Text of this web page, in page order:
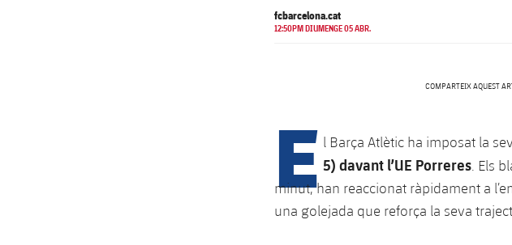
fcbarcelona.cat
12:50PM DIUMENGE 05 ABR.
COMPARTEIX AQUEST
E l Barça Atlètic ha imposat la
5) davant l’UE Porreres. Els
minut, han reaccionat ràpidament a
una golejada que reforça la seva